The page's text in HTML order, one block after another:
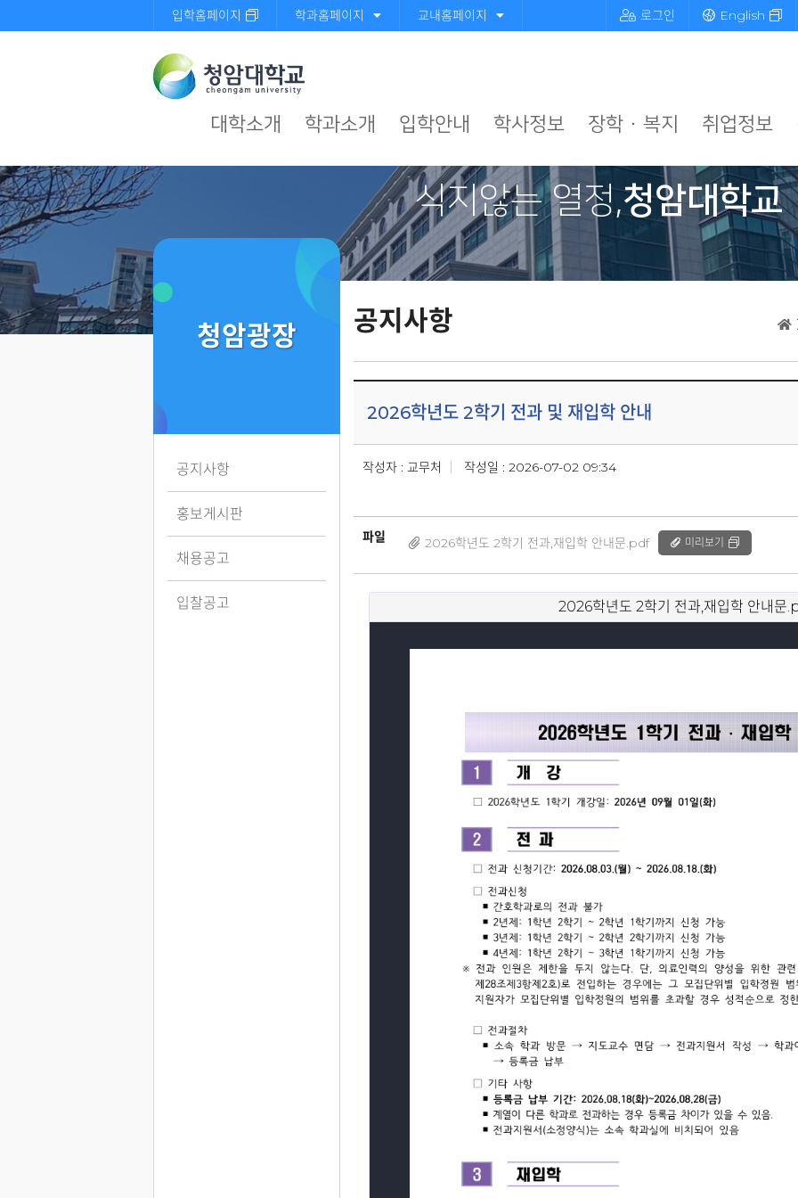
입학홈페이지 학과홈페이지 교내홈페이지 로그인 English
대학소개 학과소개 입학안내 학사정보 장학 · 복지 취업정보
식지않는 열정,청암대학교
청암광장
공지사항
홍보게시판
채용공고
입찰공고
공지사항
2026학년도 2학기 전과 및 재입학 안내
작성자 : 교무처 작성일 : 2026-07-02 09:34
파일 2026학년도 2학기 전과,재입학 안내문.pdf 미리보기
2026학년도 2학기 전과,재입학 안내문